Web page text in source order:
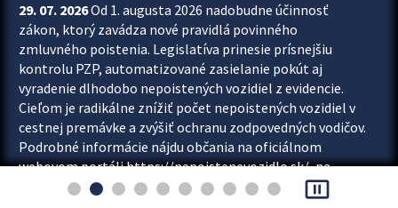
29. 07. 2026Od 1. augusta 2026 nadobudne účinnosť
zákon, ktorý zavádza nové pravidlá povinného
zmluvného poistenia. Legislatíva prinesie prísnejšiu
kontrolu PZP, automatizované zasielanie pokút aj
vyradenie dlhodobo nepoistených vozidiel z evidencie.
Cieľom je radikálne znížiť počet nepoistených vozidiel v
cestnej premávke a zvýšiť ochranu zodpovedných vodičov.
Podrobné informácie nájdu občania na oficiálnom
webovom portáli https://nepoistenevozidlo.sk/, na
ktorom od augusta pribudne aj možnosť overiť si...
pause_presentation